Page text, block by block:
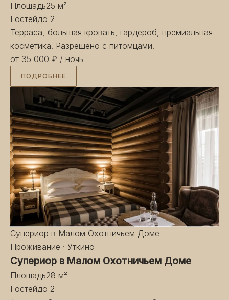
Площадь25 м²
Гостейдо 2
Терраса, большая кровать, гардероб, премиальная
косметика. Разрешено с питомцами.
от 35 000 ₽ / ночь
ПОДРОБНЕЕ
Супериор в Малом Охотничьем Доме
Проживание · Уткино
Супериор в Малом Охотничьем Доме
Площадь28 м²
Гостейдо 2